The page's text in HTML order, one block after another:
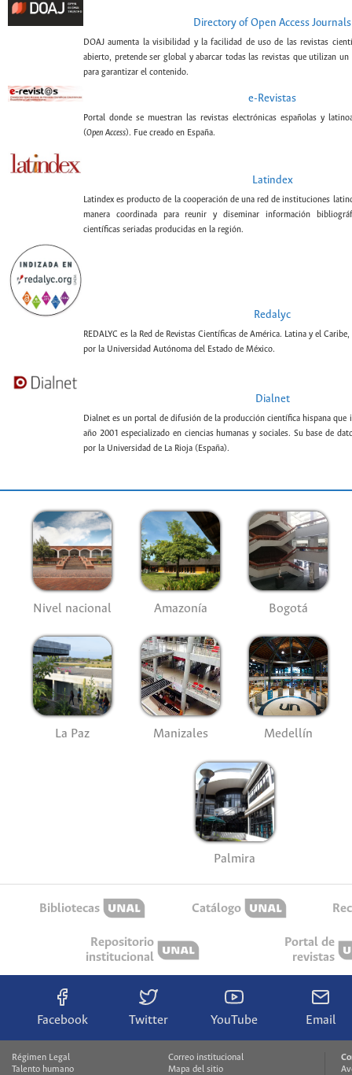
Directory of Open Access Journals
DOAJ aumenta la visibilidad y la facilidad de uso de las revistas
abierto, pretende ser global y abarcar todas las revistas que utilizan
para garantizar el contenido.
e-Revistas
Portal donde se muestran las revistas electrónicas españolas y
(Open Access). Fue creado en España.
Latindex
Latindex es producto de la cooperación de una red de instituciones
manera coordinada para reunir y diseminar información
científicas seriadas producidas en la región.
Redalyc
REDALYC es la Red de Revistas Científicas de América. Latina y el
por la Universidad Autónoma del Estado de México.
Dialnet
Dialnet es un portal de difusión de la producción científica hispana que
año 2001 especializado en ciencias humanas y sociales. Su base de
por la Universidad de La Rioja (España).
Nivel nacional Amazonía Bogotá
La Paz Manizales Medellín
Palmira
Bibliotecas Catálogo
Repositorio
institucional
Portal de
revistas
Facebook Twitter YouTube Email
Régimen Legal
Talento humano
Correo institucional
Mapa del sitio